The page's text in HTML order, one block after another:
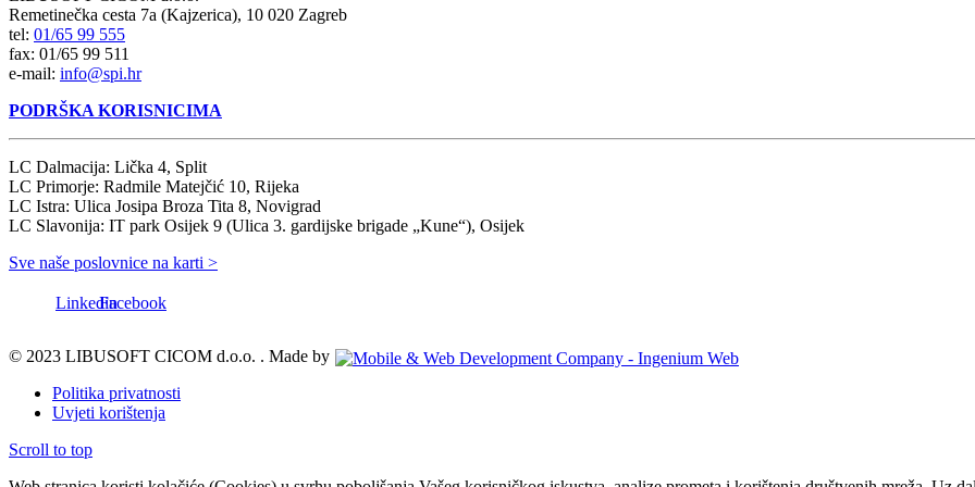
Remetinečka cesta 7a (Kajzerica), 10 020 Zagreb
tel: 01/65 99 555
fax: 01/65 99 511
e-mail: info@spi.hr
PODRŠKA KORISNICIMA
LC Dalmacija: Lička 4, Split
LC Primorje: Radmile Matejčić 10, Rijeka
LC Istra: Ulica Josipa Broza Tita 8, Novigrad
LC Slavonija: IT park Osijek 9 (Ulica 3. gardijske brigade „Kune“), Osijek
Sve naše poslovnice na karti >
LinkedinFacebook
© 2023 LIBUSOFT CICOM d.o.o. . Made by
Politika privatnosti
Uvjeti korištenja
Scroll to top